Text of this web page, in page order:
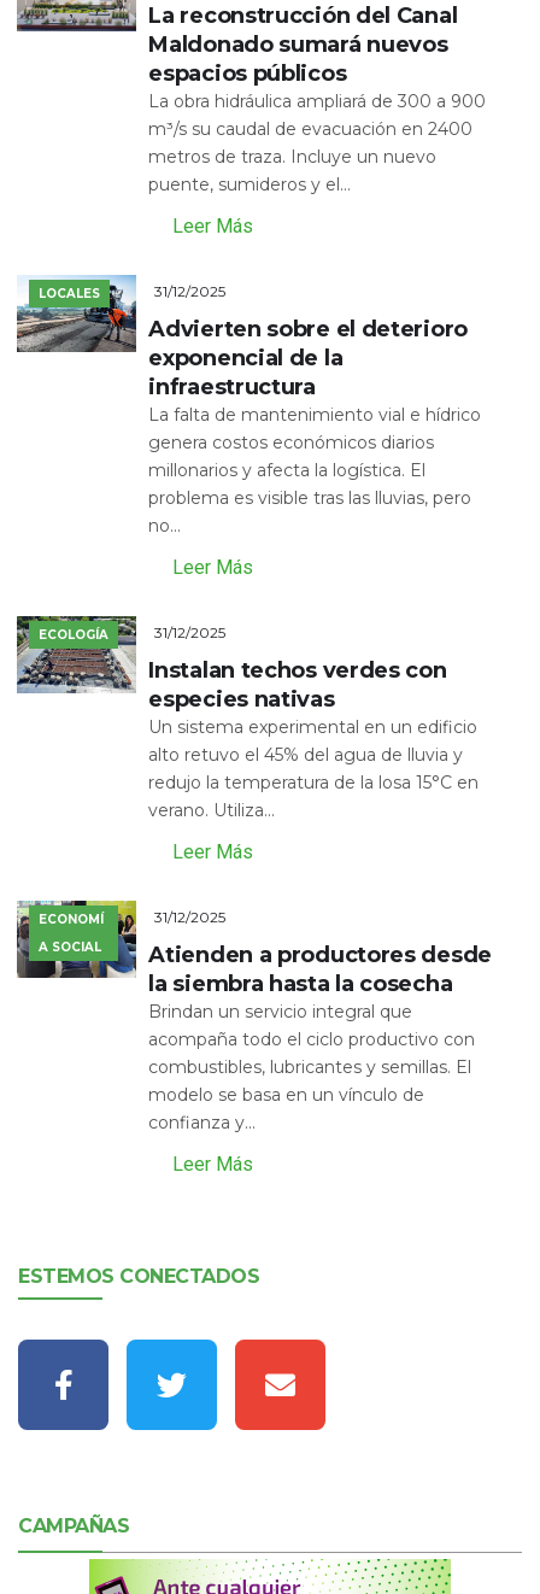
La reconstrucción del Canal
Maldonado sumará nuevos
espacios públicos
La obra hidráulica ampliará de 300 a 900
m³/s su caudal de evacuación en 2400
metros de traza. Incluye un nuevo
puente, sumideros y el...
Leer Más
LOCALES 31/12/2025
Advierten sobre el deterioro
exponencial de la
infraestructura
La falta de mantenimiento vial e hídrico
genera costos económicos diarios
millonarios y afecta la logística. El
problema es visible tras las lluvias, pero
no...
Leer Más
ECOLOGÍA 31/12/2025
Instalan techos verdes con
especies nativas
Un sistema experimental en un edificio
alto retuvo el 45% del agua de lluvia y
redujo la temperatura de la losa 15°C en
verano. Utiliza...
Leer Más
ECONOMÍ
A SOCIAL
31/12/2025
Atienden a productores desde
la siembra hasta la cosecha
Brindan un servicio integral que
acompaña todo el ciclo productivo con
combustibles, lubricantes y semillas. El
modelo se basa en un vínculo de
confianza y...
Leer Más
ESTEMOS CONECTADOS
CAMPAÑAS